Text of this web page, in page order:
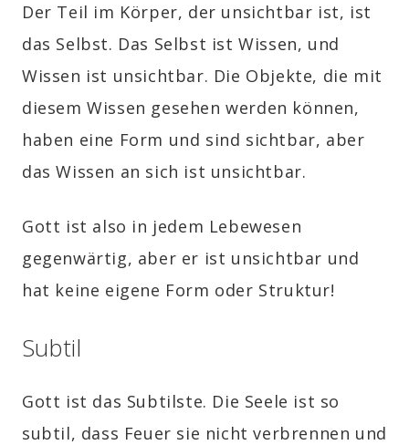
Der Teil im Körper, der unsichtbar ist, ist
das Selbst. Das Selbst ist Wissen, und
Wissen ist unsichtbar. Die Objekte, die mit
diesem Wissen gesehen werden können,
haben eine Form und sind sichtbar, aber
das Wissen an sich ist unsichtbar.
Gott ist also in jedem Lebewesen
gegenwärtig, aber er ist unsichtbar und
hat keine eigene Form oder Struktur!
Subtil
Gott ist das Subtilste. Die Seele ist so
subtil, dass Feuer sie nicht verbrennen und